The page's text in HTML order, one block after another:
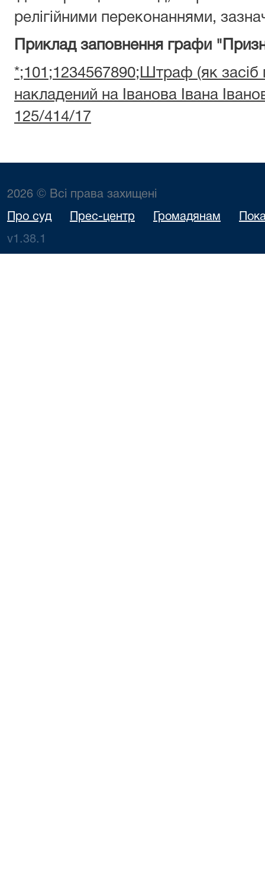
релігійними переконаннями,
Приклад заповнення графи
*;101;1234567890;Штраф (як засіб
накладений на Іванова Івана
125/414/17
2026 © Всі права захищені
Про суд Прес-центр Громадянам
v1.38.1